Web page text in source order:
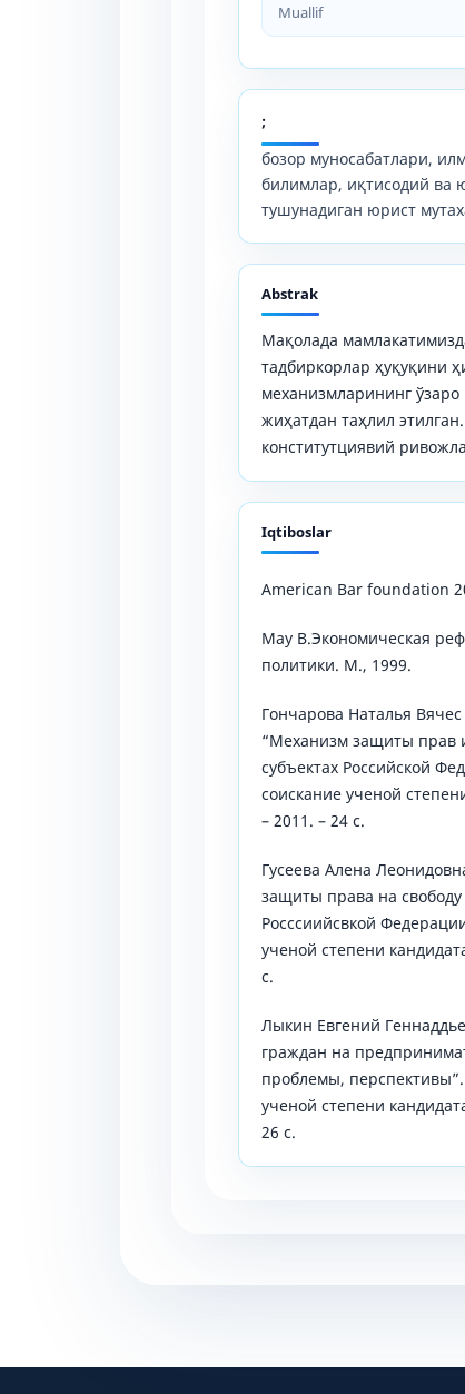
Muallif
;
бозор муносабатлари,
билимлар, иқтисодий ва
тушунадиган юрист
Abstrak
Мақолада
тадбиркорлар ҳуқуқини
механизмларининг
жиҳатдан таҳлил
конститутциявий
Iqtiboslar
American Bar foundation
May B.Экономическая
политики. М., 1999.
Гончарова Наталья
“Механизм защиты прав
субъектах Российской
соискание ученой
– 2011. – 24 с.
Гусеева Алена
защиты права на
Росссиийсвкой
ученой степени
с.
Лыкин Евгений
граждан на
проблемы,
ученой степени
26 с.